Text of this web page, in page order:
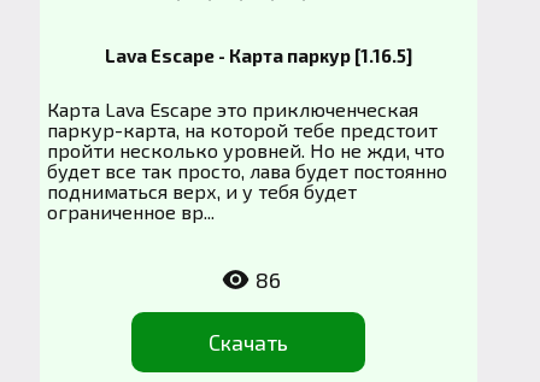
Lava Escape - Карта паркур [1.16.5]
Карта Lava Escape это приключенческая
паркур-карта, на которой тебе предстоит
пройти несколько уровней. Но не жди, что
будет все так просто, лава будет постоянно
подниматься верх, и у тебя будет
ограниченное вр...
Скачать
86